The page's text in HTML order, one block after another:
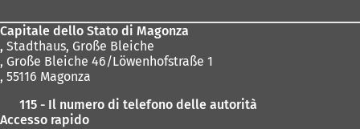
Capitale dello Stato di Magonza
, Stadthaus, Große Bleiche
, Große Bleiche 46/Löwenhofstraße 1
, 55116 Magonza
115 - Il numero di telefono delle autorità
Accesso rapido